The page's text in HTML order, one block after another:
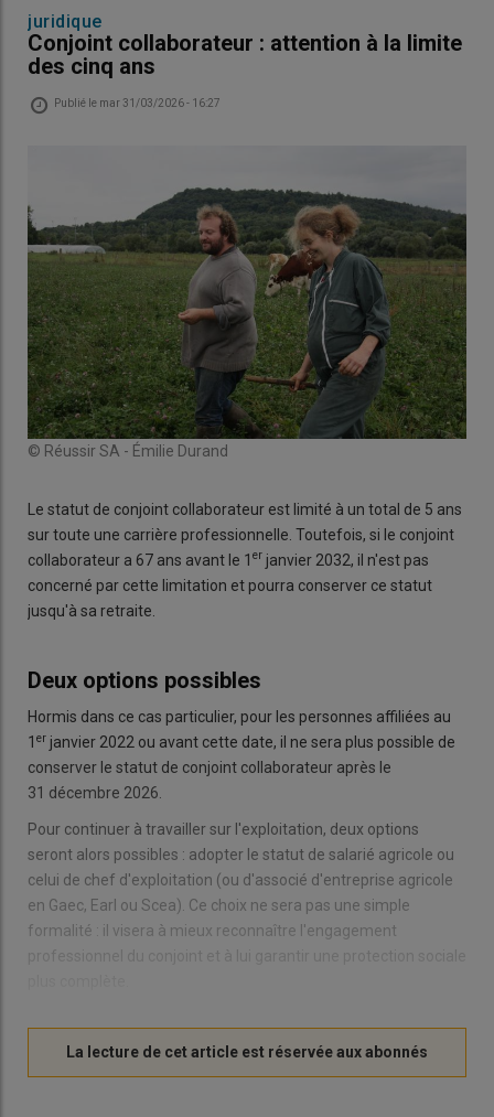
juridique
Conjoint collaborateur : attention à la limite
des cinq ans
Publié le mar 31/03/2026 - 16:27
© Réussir SA - Émilie Durand
Le statut de conjoint collaborateur est limité à un total de 5 ans
sur toute une carrière professionnelle. Toutefois, si le conjoint
collaborateur a 67 ans avant le 1 er janvier 2032, il n'est pas
concerné par cette limitation et pourra conserver ce statut
jusqu'à sa retraite.
Deux options possibles
Hormis dans ce cas particulier, pour les personnes affiliées au
1 er janvier 2022 ou avant cette date, il ne sera plus possible de
conserver le statut de conjoint collaborateur après le
31 décembre 2026.
Pour continuer à travailler sur l'exploitation, deux options
seront alors possibles : adopter le statut de salarié agricole ou
celui de chef d'exploitation (ou d'associé d'entreprise agricole
en Gaec, Earl ou Scea). Ce choix ne sera pas une simple
formalité : il visera à mieux reconnaître l'engagement